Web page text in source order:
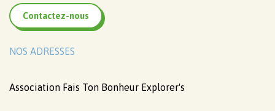
Contactez-nous
NOS ADRESSES
Association Fais Ton Bonheur Explorer's